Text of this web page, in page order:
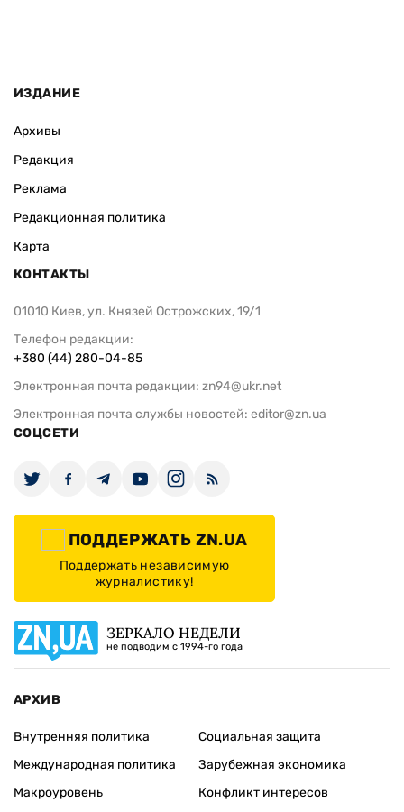
ИЗДАНИЕ
Архивы
Редакция
Реклама
Редакционная политика
Карта
КОНТАКТЫ
01010 Киев, ул. Князей Острожских, 19/1
Телефон редакции:
+380 (44) 280-04-85
Электронная почта редакции: zn94@ukr.net
Электронная почта службы новостей: editor@zn.ua
СОЦСЕТИ
ПОДДЕРЖАТЬ ZN.UA
Поддержать независимую
журналистику!
ЗЕРКАЛО НЕДЕЛИ
не подводим с 1994-го года
АРХИВ
Внутренняя политика
Международная политика
Макроуровень
Социальная защита
Зарубежная экономика
Конфликт интересов